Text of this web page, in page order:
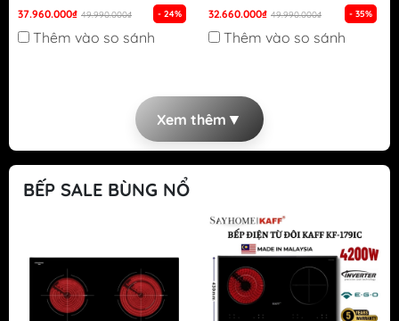
37.960.000₫ 49.990.000₫ - 24%
Thêm vào so sánh
32.660.000₫ 49.990.000₫ - 35%
Thêm vào so sánh
Xem thêm ▼
BẾP SALE BÙNG NỔ